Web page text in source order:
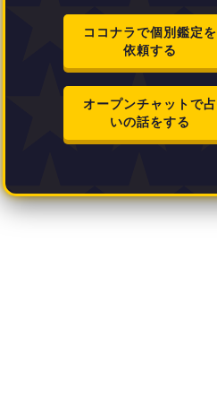
ココナラで個別鑑定を
依頼する
オープンチャットで占
いの話をする